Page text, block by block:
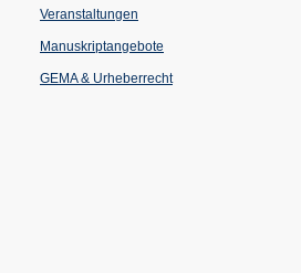
Veranstaltungen
einem
Tab)
Manuskriptangebote
GEMA & Urheberrecht